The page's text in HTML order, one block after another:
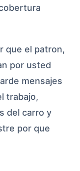
que el patron,
por usted
mensajes
trabajo,
del carro y
por que